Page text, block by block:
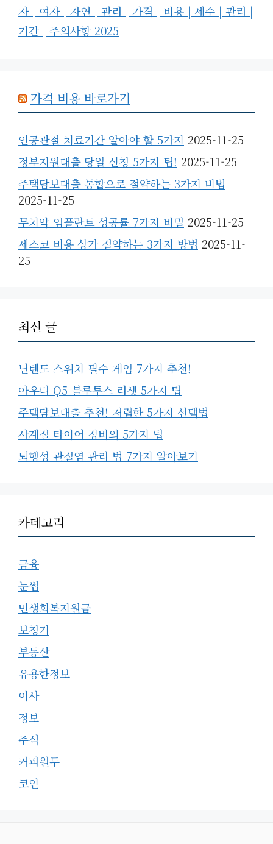
자 | 여자 | 자연 | 관리 | 가격 | 비용 | 세수 | 관리 |
기간 | 주의사항 2025
가격 비용 바로가기
인공관절 치료기간 알아야 할 5가지 2025-11-25
정부지원대출 당일 신청 5가지 팁! 2025-11-25
주택담보대출 통합으로 절약하는 3가지 비법
2025-11-25
무치악 임플란트 성공률 7가지 비밀 2025-11-25
세스코 비용 상가 절약하는 3가지 방법 2025-11-
25
최신 글
닌텐도 스위치 필수 게임 7가지 추천!
아우디 Q5 블루투스 리셋 5가지 팁
주택담보대출 추천! 저렴한 5가지 선택법
사계절 타이어 정비의 5가지 팁
퇴행성 관절염 관리 법 7가지 알아보기
카테고리
금융
눈썹
민생회복지원금
보청기
부동산
유용한정보
이사
정보
주식
커피원두
코인